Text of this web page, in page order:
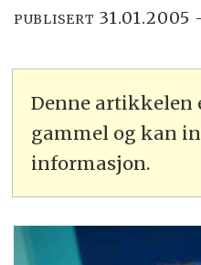
PUBLISERT 31.01.2005
Denne artikkelen
gammel og kan
informasjon.